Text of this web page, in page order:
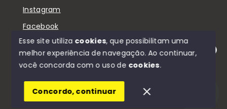
Olá! Estamos disponíveis para te ajudar.
Instagram
Facebook
© Copyright 2026 - D'Casa Imóveis - Todos os
SITE PARA IMOBILIARIA
Esse site utiliza cookies, que possibilitam uma
melhor experiência de navegação.Ao continuar,
você concorda com o uso de cookies.
Concordo, continuar